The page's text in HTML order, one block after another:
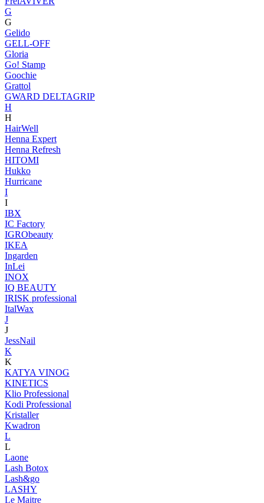
G
G
Gelido
GELL-OFF
Gloria
Go! Stamp
Goochie
Grattol
GWARD DELTAGRIP
H
H
HairWell
Henna Expert
Henna Refresh
HITOMI
Hukko
Hurricane
I
I
IBX
IC Factory
IGRObeauty
IKEA
Ingarden
InLei
INOX
IQ BEAUTY
IRISK professional
ItalWax
J
J
JessNail
K
K
KATYA VINOG
KINETICS
Klio Professional
Kodi Professional
Kristaller
Kwadron
L
L
Laone
Lash Botox
Lash&go
LASHY
Le Maitre